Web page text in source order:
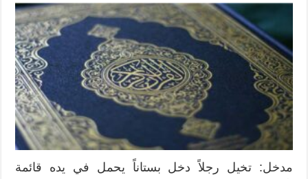
مدخل: تخيل رجلاً دخل بستاناً يحمل في يده قائمة